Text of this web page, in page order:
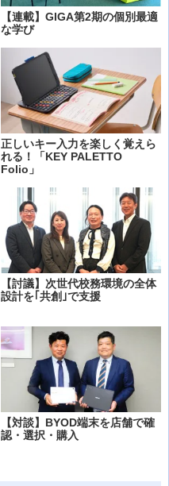
【連載】GIGA第2期の個別最適
な学び
正しいキー入力を楽しく覚えら
れる！「KEY PALETTO
Folio」
【討議】次世代校務環境の全体
設計を｢共創｣で支援
【対談】BYOD端末を店舗で確
認・選択・購入